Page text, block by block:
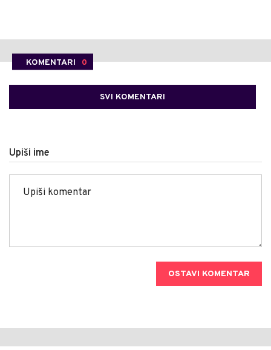
KOMENTARI 0
SVI KOMENTARI
Upiši ime
OSTAVI KOMENTAR